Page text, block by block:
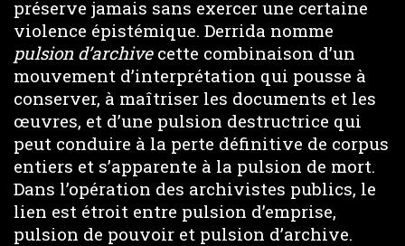
préserve jamais sans exercer une certaine
violence épistémique. Derrida nomme
pulsion d’archivecette combinaison d’un
mouvement d’interprétation qui pousse à
conserver, à maîtriser les documents et les
œuvres, et d’une pulsion destructrice qui
peut conduire à la perte définitive de corpus
entiers et s’apparente à la pulsion de mort.
Dans l’opération des archivistes publics, le
lien est étroit entre pulsion d’emprise,
pulsion de pouvoir et pulsion d’archive.